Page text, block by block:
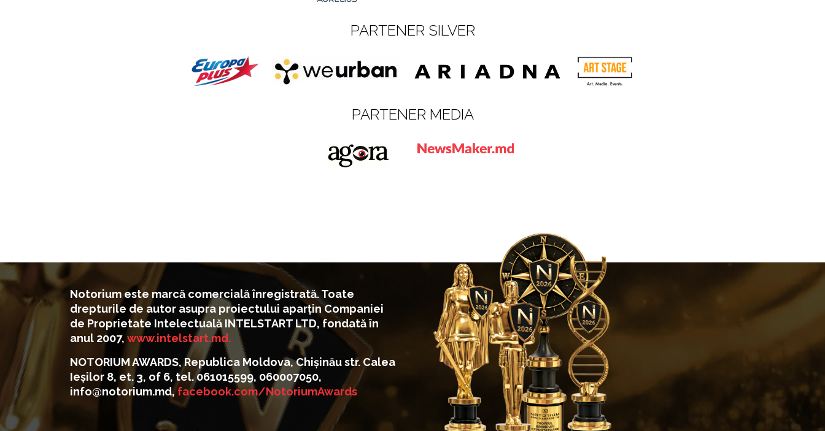
PARTENER SILVER
PARTENER MEDIA
Notorium este marcă comercială înregistrată. Toate
drepturile de autor asupra proiectului aparțin Companiei
de Proprietate Intelectuală INTELSTART LTD, fondată în
anul 2007, www.intelstart.md.
NOTORIUM AWARDS, Republica Moldova, Chișinău str. Calea
Ieșilor 8, et. 3, of 6, tel. 061015599, 060007050,
info@notorium.md, facebook.com/NotoriumAwards